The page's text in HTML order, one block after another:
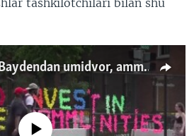
Qora tanli faollar Baydendan umidvor, ammo unga ortiqcha ishonmaydi
currently available